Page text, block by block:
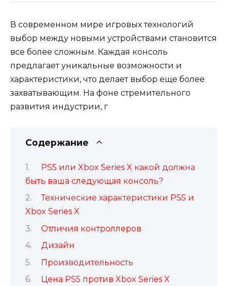
В современном мире игровых технологий
выбор между новыми устройствами становится
все более сложным. Каждая консоль
предлагает уникальные возможности и
характеристики, что делает выбор еще более
захватывающим. На фоне стремительного
развития индустрии, г
Содержание
PS5 или Xbox Series X какой должна
быть ваша следующая консоль?
Технические характеристики PS5 и
Xbox Series X
Отличия контроллеров
Дизайн
Производительность
Цена PS5 против Xbox Series X